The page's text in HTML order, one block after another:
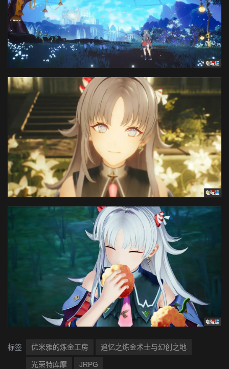
标签 优米雅的炼金工房 追忆之炼金术士与幻创之地
光荣特库摩 JRPG